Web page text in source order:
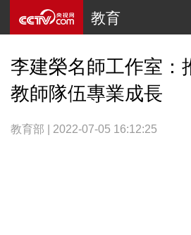
教育
李建榮名師工作室：
教師隊伍專業成長
教育部 | 2022-07-05 16:12:25